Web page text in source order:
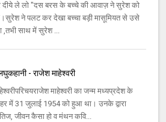
दीये ले लो "दस बरस के बच्चे की आवाज़ ने सुरेश को
ने पलट कर देखा बच्चा बड़ी मासूमियत से उसे
,तभी साथ में सुरेश ...
- राजेश माहेश्वरी
माहेश्वरी का जन्म मध्यप्रदेश के
में 31 जुलाई 1954 को हुआ था। उनके द्वारा
जीवन कैसा हो व मंथन कवि...